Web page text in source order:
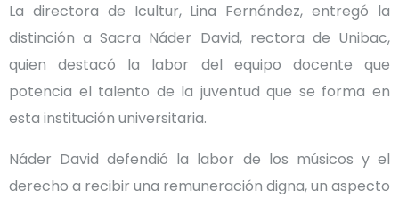
La directora de Icultur, Lina Fernández, entregó la
distinción a Sacra Náder David, rectora de Unibac,
quien destacó la labor del equipo docente que
potencia el talento de la juventud que se forma en
esta institución universitaria.
Náder David defendió la labor de los músicos y el
derecho a recibir una remuneración digna, un aspecto